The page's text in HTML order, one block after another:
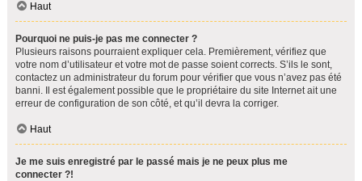
Haut
Pourquoi ne puis-je pas me connecter ?
Plusieurs raisons pourraient expliquer cela. Premièrement, vérifiez que
votre nom d’utilisateur et votre mot de passe soient corrects. S’ils le sont,
contactez un administrateur du forum pour vérifier que vous n’avez pas été
banni. Il est également possible que le propriétaire du site Internet ait une
erreur de configuration de son côté, et qu’il devra la corriger.
Haut
Je me suis enregistré par le passé mais je ne peux plus me
connecter ?!